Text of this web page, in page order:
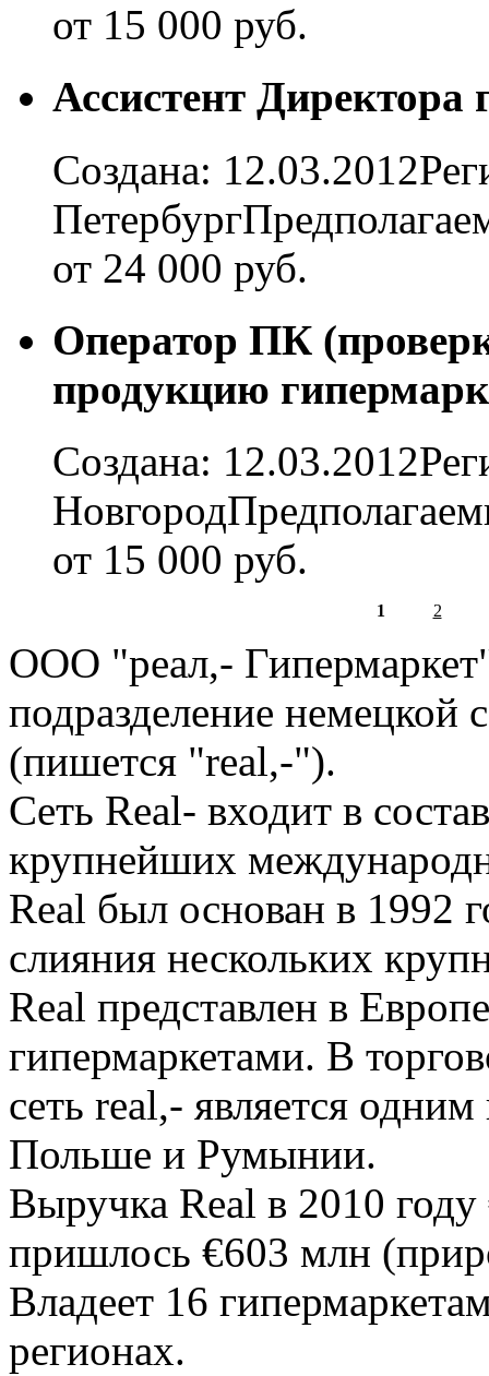
от 15 000 руб.
Ассистент Директора
Создана:
от 24 000 руб.
Оператор ПК
продукцию
Создана:
от 15 000 руб.
1 2
OOO "реал,-
подразделение немецкой
(пишется "real,-").
Сеть Real- входит в
крупнейших
Real был основан в 1992
слияния нескольких
Real представлен в
гипермаркетами. В
сеть real,- является
Польше и Румынии.
Выручка Real в 2010
пришлось €603 млн
Владеет 16
регионах.